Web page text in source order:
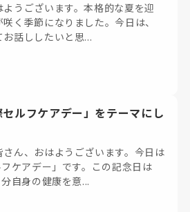
うございます。本格的な夏を迎
く季節になりました。今日は、
お話ししたいと思...
セルフケアデー」をテーマにし
ん、おはようございます。今日は
ケアデー」です。この記念日は
自身の健康を意...